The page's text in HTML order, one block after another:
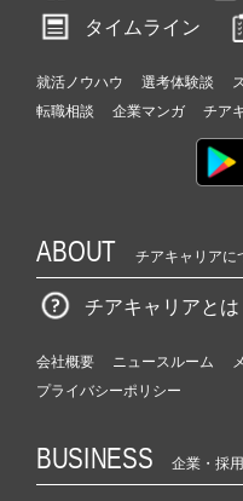
タイムライン
就活ノウハウ 選考体験談
転職相談
企業マンガ チア
ABOUT チアキャリアに
チアキャリアとは
会社概要 ニュースルーム
プライバシーポリシー
BUSINESS 企業・採